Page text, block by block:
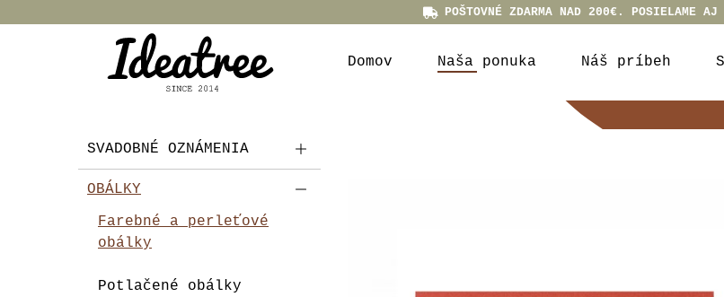
POŠTOVNÉ ZDARMA NAD 200€. POSIELAME AJ
Domov Naša ponuka Náš príbeh
SVADOBNÉ OZNÁMENIA
OBÁLKY
Farebné a perleťové
obálky
Potlačené obálky